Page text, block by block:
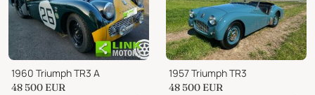
1960 Triumph TR3 A
48 500 EUR
1957 Triumph TR3
48 500 EUR